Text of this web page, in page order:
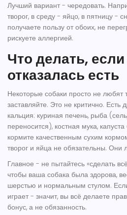
Лучший вариант - чередовать.
творог, в среду - яйцо, в пятницу -
получаете пользу от обоих, не
рискуете аллергией.
Что делать,
отказалась есть
Некоторые собаки просто не любят
заставляйте. Это не критично. Есть
кальция: куриная печень, рыба
переносится), костная мука,
кормите качественным сухим
творог и яйца не обязательны. Они
Главное - не пытайтесь «сделать
чтобы ваша собака была здорова,
шерстью и нормальным стулом.
играет - значит, вы всё делаете
бонус, а не обязанность.